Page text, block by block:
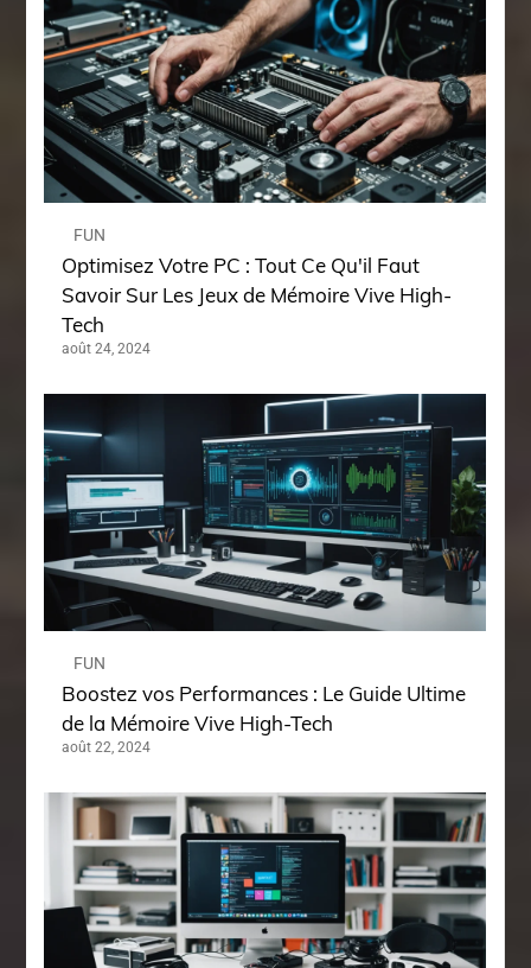
FUN
Optimisez Votre PC : Tout Ce Qu'il Faut
Savoir Sur Les Jeux de Mémoire Vive High-
Tech
août 24, 2024
FUN
Boostez vos Performances : Le Guide Ultime
de la Mémoire Vive High-Tech
août 22, 2024